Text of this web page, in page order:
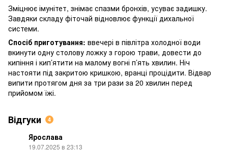
Зміцнює імунітет, знімає спазми бронхів, усуває задишку.
Завдяки складу фіточай відновлює функції дихальної
системи.
Спосіб приготування: ввечері в півлітра холодної води
вкинути одну столову ложку з горою трави, довести до
кипіння і кип’ятити на малому вогні п’ять хвилин. Ніч
настояти під закритою кришкою, вранці процідити. Відвар
випити протягом дня за три рази за 20 хвилин перед
прийомом їжі.
Відгуки 4
Ярослава
19.07.2025 в 23:13